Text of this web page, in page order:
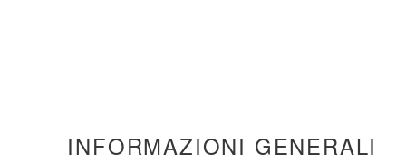
INFORMAZIONI GENERALI